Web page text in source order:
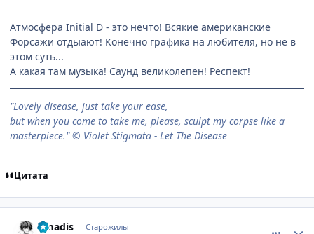
Атмосфера Initial D - это нечто! Всякие американские
Форсажи отдыают! Конечно графика на любителя, но не в
этом суть...
А какая там музыка! Саунд великолепен! Респект!
"Lovely disease, just take your ease,
but when you come to take me, please, sculpt my corpse like a
masterpiece." © Violet Stigmata - Let The Disease
Цитата
Amadis Старожилы